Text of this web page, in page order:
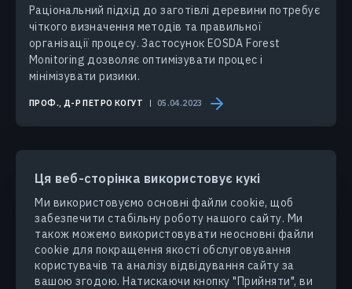
Ця веб-сторінка використовує кукі
Ми використовуємо основні файли cookie, щоб
забезпечити стабільну роботу нашого сайту. Ми
також можемо використовувати неосновні файли
cookie для покращення якості обслуговування
користувачів та аналізу відвідування сайту за
вашою згодою. Натискаючи кнопку "Прийняти", ви
Раціональний підхід до заготівлі деревини потребує
чіткого визначення методів та правильної
організації процесу. Застосунок EOSDA Forest
Monitoring дозволяє оптимізувати процес і
мінімізувати ризики.
ПРОФ., Д-Р ПЕТРО КОГУТ 05.04.2023
ПРОДУКТИ ТА РІШЕННЯ
ГАЛУЗІ